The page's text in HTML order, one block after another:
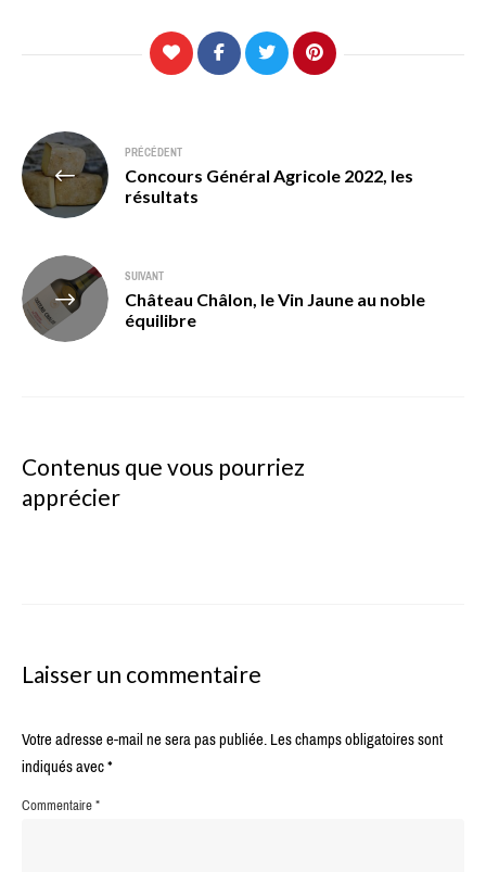
Navigation
de
l’article
PRÉCÉDENT
Concours Général Agricole 2022, les
résultats
SUIVANT
Château Châlon, le Vin Jaune au noble
équilibre
Contenus que vous pourriez
apprécier
Laisser un commentaire
Votre adresse e-mail ne sera pas publiée.Les champs obligatoires sont
indiqués avec*
Commentaire*